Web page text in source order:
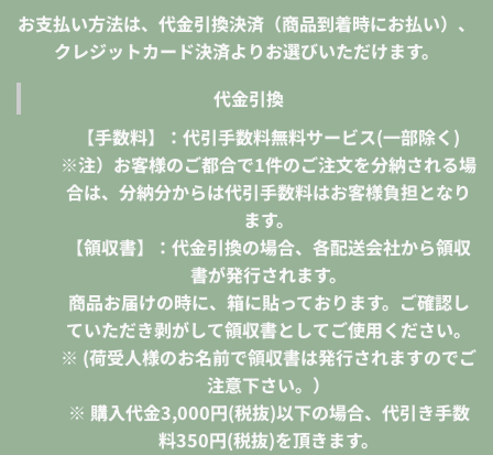
お支払い方法は、代金引換決済（商品到着時にお払い）、
クレジットカード決済よりお選びいただけます。
代金引換
【手数料】：代引手数料無料サービス(一部除く)
※注）お客様のご都合で1件のご注文を分納される場
合は、分納分からは代引手数料はお客様負担となり
ます。
【領収書】：代金引換の場合、各配送会社から領収
書が発行されます。
商品お届けの時に、箱に貼っております。ご確認し
ていただき剥がして領収書としてご使用ください。
※ (荷受人様のお名前で領収書は発行されますのでご
注意下さい。）
※ 購入代金3,000円(税抜)以下の場合、代引き手数
料350円(税抜)を頂きます。